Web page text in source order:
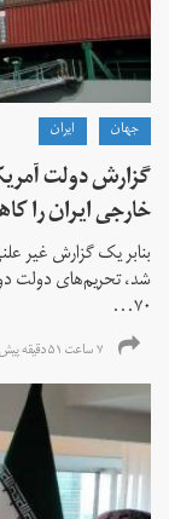
جهان ايران
خارجی ایران را
بنابر یک گزارش غیر
۷۰...
۷ ساعت ۵۱ دقیقه پیش